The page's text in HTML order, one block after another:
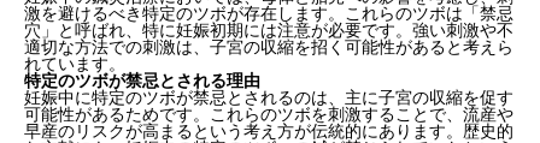
激を避けるべき特定のツボが存在します。これらのツボは「禁忌
穴」と呼ばれ、特に妊娠初期には注意が必要です。強い刺激や不
適切な方法での刺激は、子宮の収縮を招く可能性があると考えら
れています。
特定のツボが禁忌とされる理由
妊娠中に特定のツボが禁忌とされるのは、主に子宮の収縮を促す
可能性があるためです。これらのツボを刺激することで、流産や
早産のリスクが高まるという考え方が伝統的にあります。歴史的